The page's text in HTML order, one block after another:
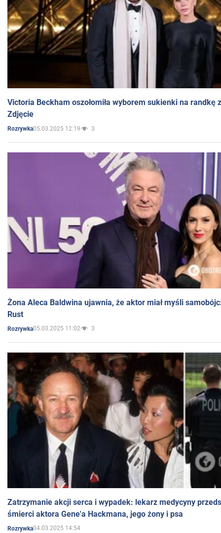
Victoria Beckham oszołomiła wyborem sukienki na randkę
Zdjęcie
Rozrywka05.03.2025 12:19 3
Żona Aleca Baldwina ujawnia, że aktor miał myśli
Rust
Rozrywka05.03.2025 11:02 3
Zatrzymanie akcji serca i wypadek: lekarz medycyny
śmierci aktora Gene'a Hackmana, jego żony i psa
Rozrywka04.03.2025 14:54